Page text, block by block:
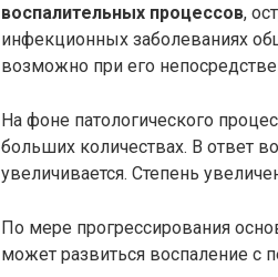
воспалительных процессов,
инфекционных заболеваниях
возможно при его
На фоне патологического
больших количествах. В ответ
увеличивается. Степень
По мере прогрессирования
может развиться воспаление с